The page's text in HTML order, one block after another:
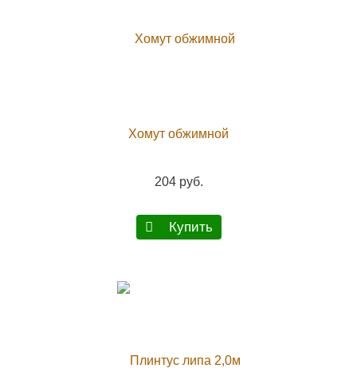
Хомут обжимной
204 руб.
Купить